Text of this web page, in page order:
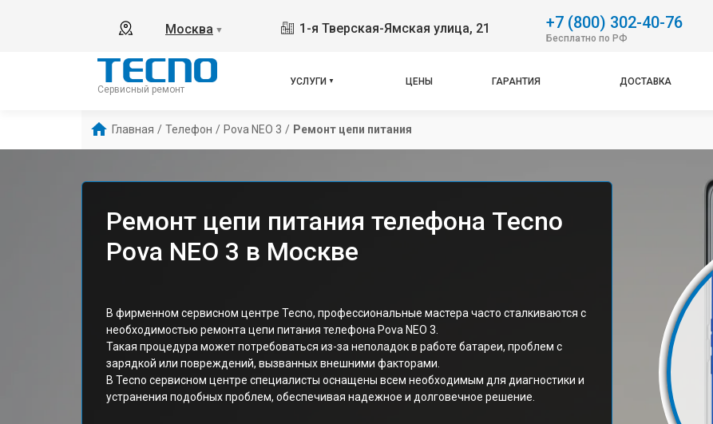
Москва ▼ 1-я Тверская-Ямская улица, 21 +7 (800) 302-40-76
Бесплатно по РФ
Сервисный ремонт
УСЛУГИ ЦЕНЫ ГАРАНТИЯ ДОСТАВКА
Главная / Телефон / Pova NEO 3 / Ремонт цепи питания
Ремонт цепи питания телефона Tecno
Pova NEO 3 в Москве
В фирменном сервисном центре Tecno, профессиональные мастера часто сталкиваются с
необходимостью ремонта цепи питания телефона Pova NEO 3.
Такая процедура может потребоваться из-за неполадок в работе батареи, проблем с
зарядкой или повреждений, вызванных внешними факторами.
В Tecno сервисном центре специалисты оснащены всем необходимым для диагностики и
устранения подобных проблем, обеспечивая надежное и долговечное решение.